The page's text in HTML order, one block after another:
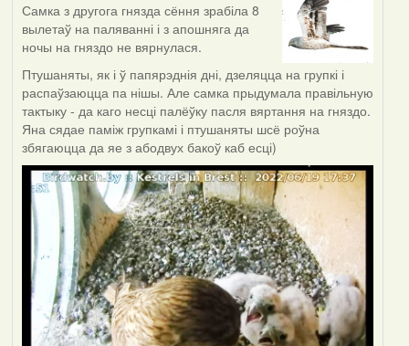
Самка з другога гнязда сёння зрабіла 8
вылетаў на паляванні і з апошняга да
ночы на гняздо не вярнулася.
Птушаняты, як і ў папярэднія дні, дзеляцца на групкі і
распаўзаюцца па нішы. Але самка прыдумала правільную
тактыку - да каго несці палёўку пасля вяртання на гняздо.
Яна сядае паміж групкамі і птушаняты шсё роўна
збягаюцца да яе з абодвух бакоў каб есці)